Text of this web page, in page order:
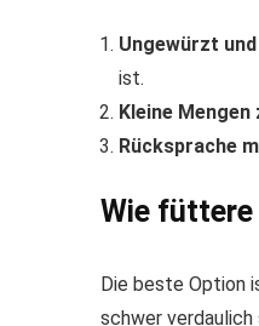
Ungewürzt
ist.
Kleine Mengen
Rücksprache
Wie füttere
Die beste Option
schwer verdaulich